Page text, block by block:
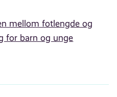
mellom fotlengde og
for barn og unge